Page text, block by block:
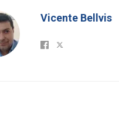
Vicente Bellvis